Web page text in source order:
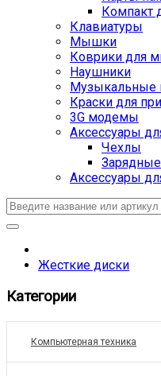
Компакт
Клавиатуры
Мышки
Коврики для
Наушники
Музыкальные
Краски для
3G модемы
Аксессуары
Чехлы
Зарядные
Аксессуары
Жесткие диски
Категории
Компьютерная техника